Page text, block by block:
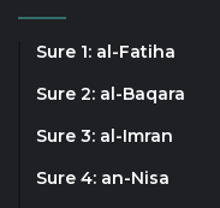
Sure 1: al-Fatiha
Sure 2: al-Baqara
Sure 3: al-Imran
Sure 4: an-Nisa